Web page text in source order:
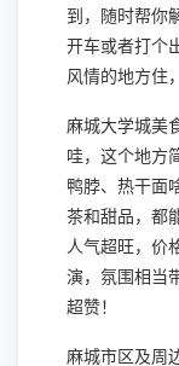
到，随时帮你
开车或者打个
风情的地方住
麻城大学城美
哇，这个地方
鸭脖、热干面
茶和甜品，都
人气超旺，价
演，氛围相当
超赞！
麻城市区及周